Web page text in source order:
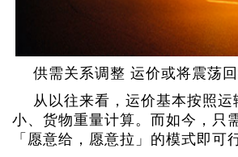
供需关系调整 运价或将震荡
从以往来看，运价基本按照运
小、货物重量计算。而如今，只
「愿意给，愿意拉」的模式即可